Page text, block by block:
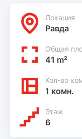
Локация
Равда
Общая
41 m²
Кол-во
1 комн.
Этаж
6